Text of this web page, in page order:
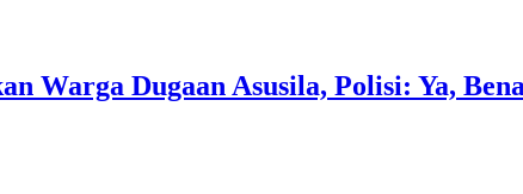
Warga Dugaan Asusila, Polisi: Ya,